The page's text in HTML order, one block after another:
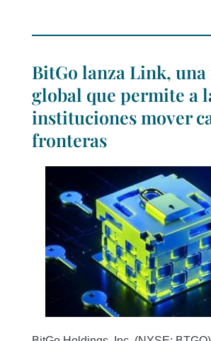
BitGo lanza Link, una
global que permite a
instituciones mover
fronteras